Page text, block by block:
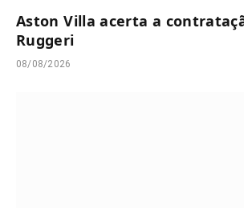
Aston Villa acerta a
Ruggeri
08/08/2026